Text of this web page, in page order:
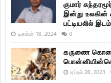
குமார்
இன்று உலகின்
பட்டியலில்
டிசம்பர் 18, 2024 0
கருணை கொலை
ஏப்ரல் 28, 2023